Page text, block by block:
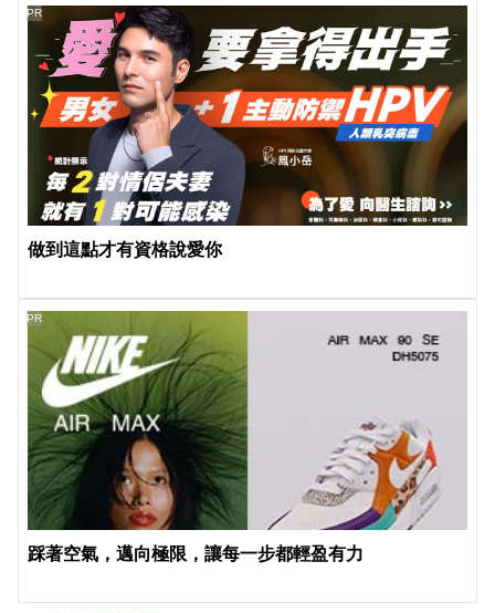
做到這點才有資格說愛你
PR
踩著空氣，邁向極限，讓每一步都輕盈有力
PR